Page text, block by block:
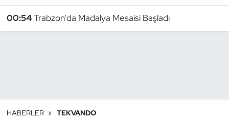
00:54Trabzon'da Madalya Mesaisi Başladı
HABERLER TEKVANDO
Badminton